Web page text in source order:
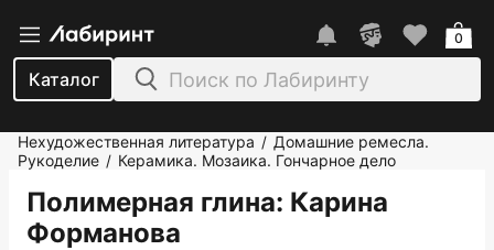
Каталог
0
Нехудожественная литература / Домашние ремесла.
Рукоделие / Керамика. Мозаика. Гончарное дело
Полимерная глина: Карина
Форманова